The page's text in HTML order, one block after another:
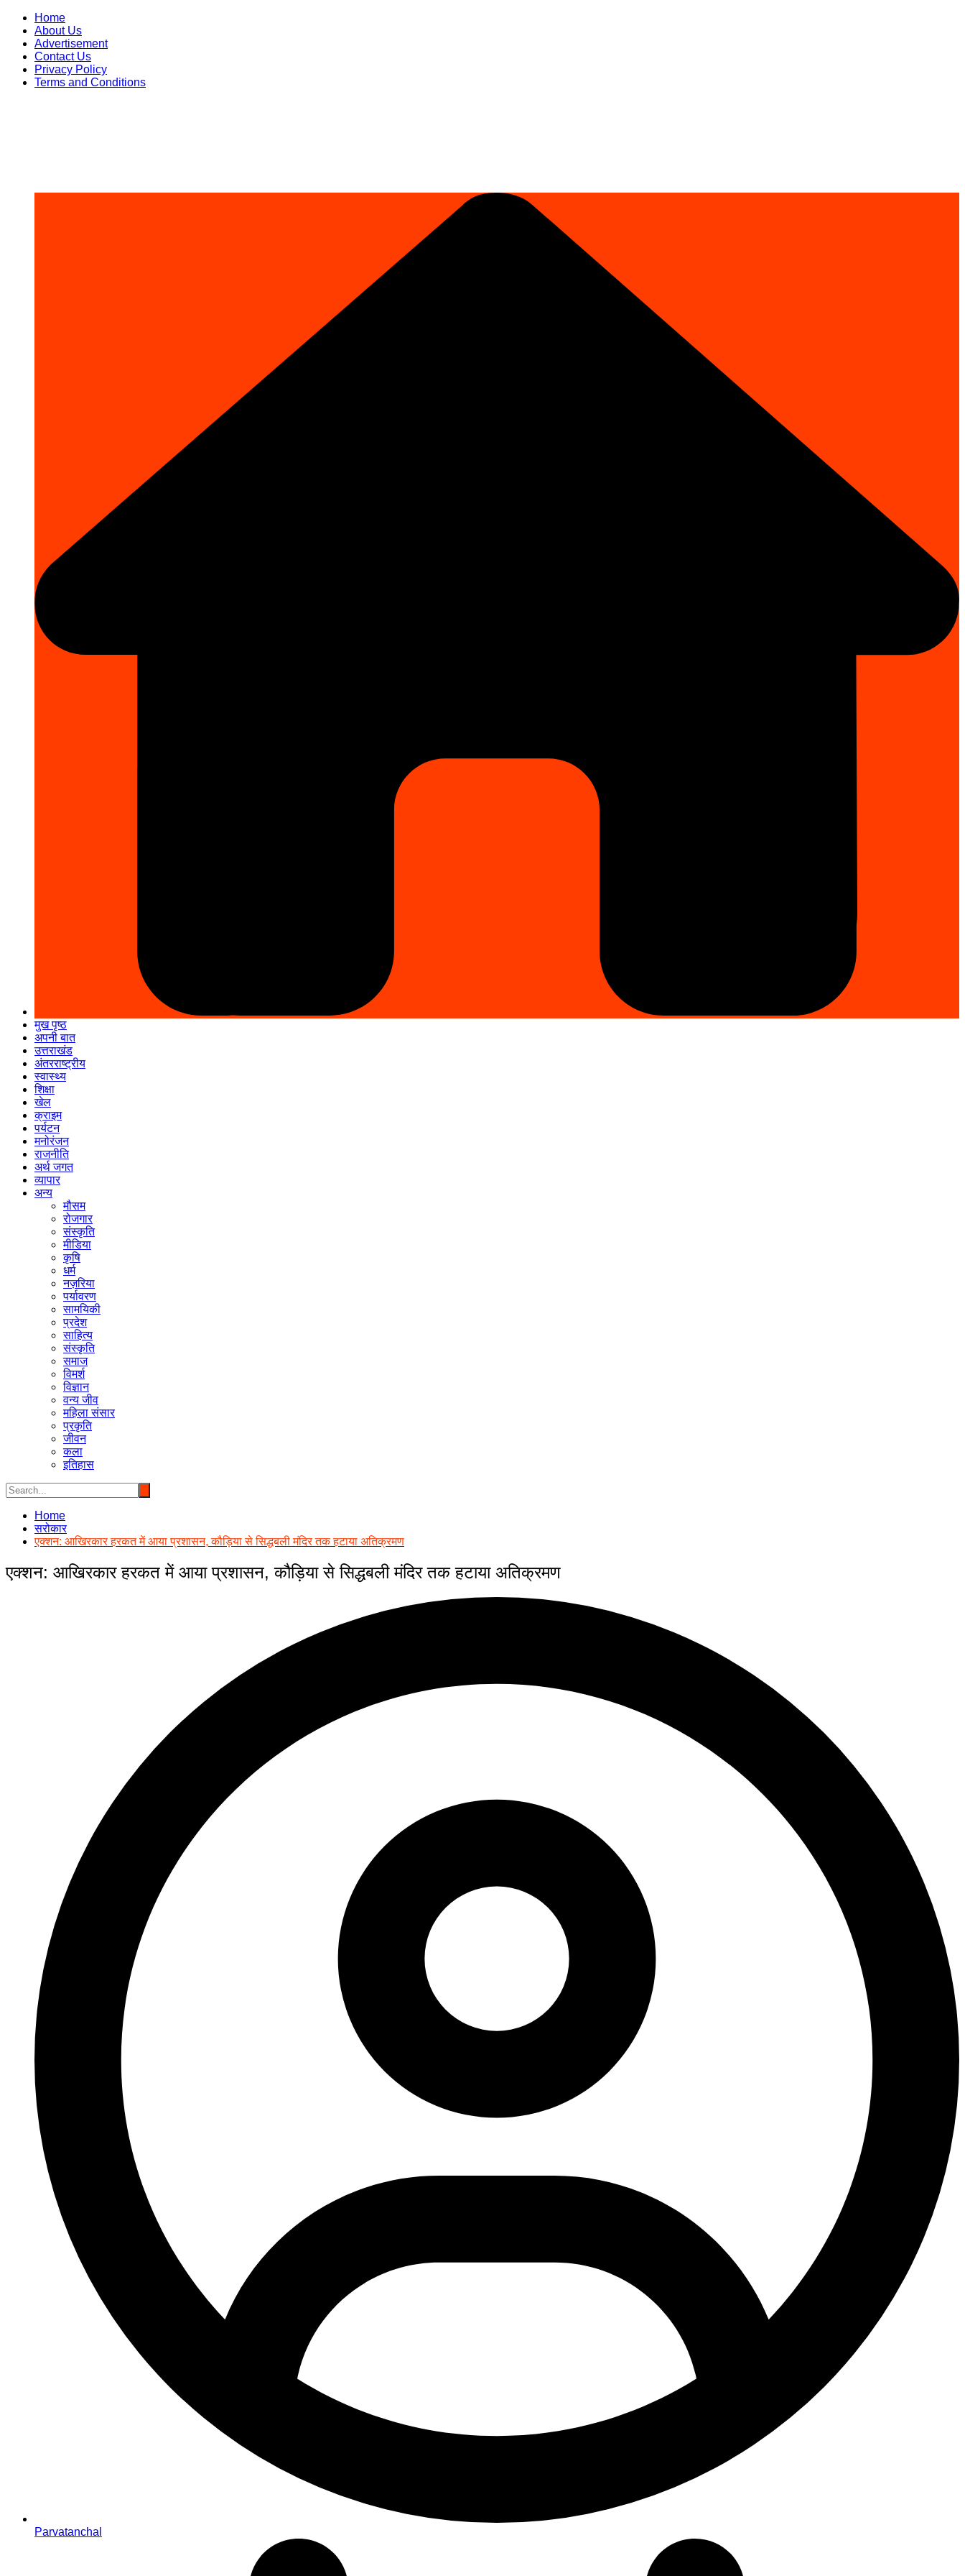
Skip
content
Home
About Us
Advertisement
Contact Us
Privacy Policy
Terms and Conditions
मुख पृष्ठ
अपनी बात
उत्तराखंड
अंतरराष्ट्रीय
स्वास्थ्य
शिक्षा
खेल
क्राइम
पर्यटन
मनोरंजन
राजनीति
अर्थ जगत
व्यापार
अन्य
मौसम
रोजगार
संस्कृति
मीडिया
कृषि
धर्म
नज़रिया
पर्यावरण
सामयिकी
प्रदेश
साहित्य
संस्कृति
समाज
विमर्श
विज्ञान
वन्य जीव
महिला संसार
प्रकृति
जीवन
कला
इतिहास
Home
सरोकार
एक्शन: आखिरकार हरकत में आया प्रशासन, कौड़िया से सिद्धबली मंदिर तक हटाया अतिक्रमण
एक्शन: आखिरकार हरकत में आया प्रशासन, कौड़िया से सिद्धबली मंदिर तक हटाया अतिक्रमण
Parvatanchal